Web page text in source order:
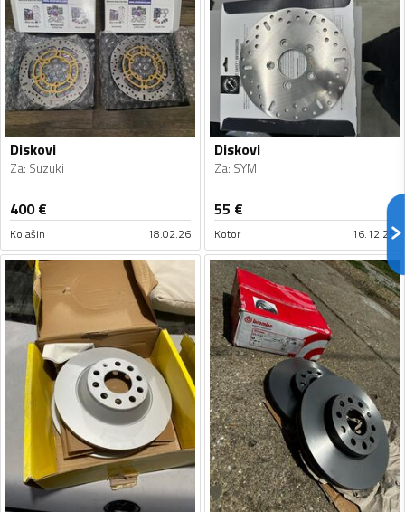
Diskovi
Za: Suzuki
400€
Kolašin 18.02.26
Diskovi
Za: SYM
55 €
Kotor 16.12.25